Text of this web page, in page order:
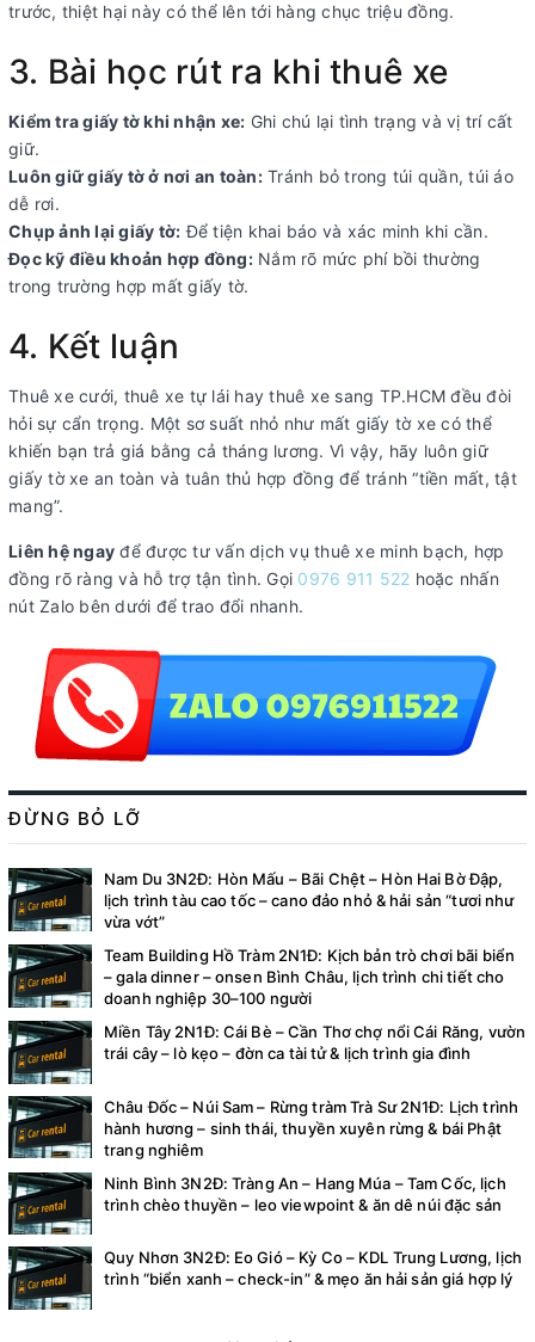
trước, thiệt hại này có thể lên tới hàng chục triệu đồng.
3. Bài học rút ra khi thuê xe
Kiểm tra giấy tờ khi nhận xe: Ghi chú lại tình trạng và vị trí cất
giữ.
Luôn giữ giấy tờ ở nơi an toàn:Tránh bỏ trong túi quần, túi áo
dễ rơi.
Chụp ảnh lại giấy tờ: Để tiện khai báo và xác minh khi cần.
Đọc kỹ điều khoản hợp đồng:Nắm rõ mức phí bồi thường
trong trường hợp mất giấy tờ.
4. Kết luận
Thuê xe cưới, thuê xe tự lái hay thuê xe sang TP.HCM đều đòi
hỏi sự cẩn trọng. Một sơ suất nhỏ như mất giấy tờ xe có thể
khiến bạn trả giá bằng cả tháng lương. Vì vậy, hãy luôn giữ
giấy tờ xe an toàn và tuân thủ hợp đồng để tránh “tiền mất, tật
mang”.
Liên hệ ngay để được tư vấn dịch vụ thuê xe minh bạch, hợp
đồng rõ ràng và hỗ trợ tận tình. Gọi 0976 911 522 hoặc nhấn
nút Zalo bên dưới để trao đổi nhanh.
ĐỪNG BỎ LỠ
Nam Du 3N2Đ: Hòn Mấu – Bãi Chệt – Hòn Hai Bờ Đập,
lịch trình tàu cao tốc – cano đảo nhỏ & hải sản “tươi như
vừa vớt”
Team Building Hồ Tràm 2N1Đ: Kịch bản trò chơi bãi biển
– gala dinner – onsen Bình Châu, lịch trình chi tiết cho
doanh nghiệp 30–100 người
Miền Tây 2N1Đ: Cái Bè – Cần Thơ chợ nổi Cái Răng, vườn
trái cây – lò kẹo – đờn ca tài tử & lịch trình gia đình
Châu Đốc – Núi Sam – Rừng tràm Trà Sư 2N1Đ: Lịch trình
hành hương – sinh thái, thuyền xuyên rừng & bái Phật
trang nghiêm
Ninh Bình 3N2Đ: Tràng An – Hang Múa – Tam Cốc, lịch
trình chèo thuyền – leo viewpoint & ăn dê núi đặc sản
Quy Nhơn 3N2Đ: Eo Gió – Kỳ Co – KDL Trung Lương, lịch
trình “biển xanh – check-in” & mẹo ăn hải sản giá hợp lý